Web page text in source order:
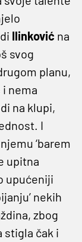
Ilinković na
svog
planu,
i nema
na klupi,
I
‘barem
upitna
upućeniji
nekih
zbog
stigla čak i